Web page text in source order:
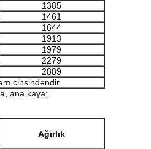
1385
1461
1644
1913
1979
2279
2889
cinsindendir.
ana kaya;
Ağırlık